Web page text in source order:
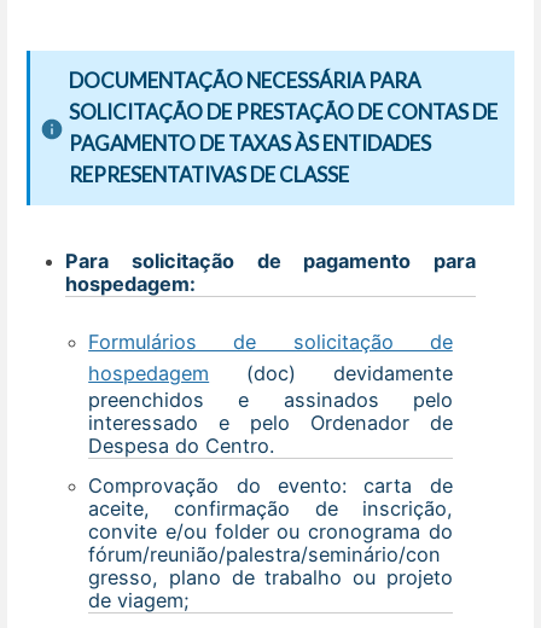
DOCUMENTAÇÃO NECESSÁRIA PARA
SOLICITAÇÃO DE PRESTAÇÃO DE CONTAS DE
PAGAMENTO DE TAXAS ÀS ENTIDADES
REPRESENTATIVAS DE CLASSE
Para solicitação de pagamento para
hospedagem:
Formulários de solicitação de
hospedagem (doc) devidamente
preenchidos e assinados pelo
interessado e pelo Ordenador de
Despesa do Centro.
Comprovação do evento: carta de
aceite, confirmação de inscrição,
convite e/ou folder ou cronograma do
fórum/reunião/palestra/seminário/con
gresso, plano de trabalho ou projeto
de viagem;